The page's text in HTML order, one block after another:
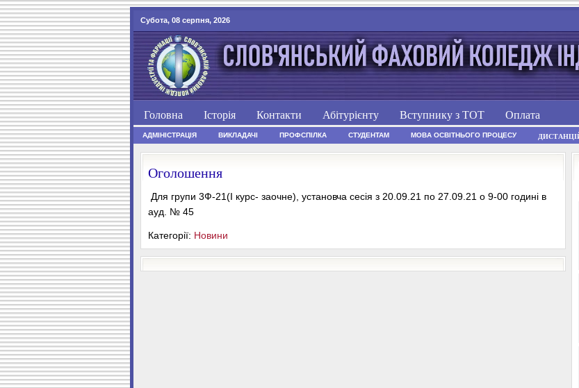
Субота, 08 серпня, 2026
Головна Історія Контакти Абітурієнту Вступнику з ТОТ Оплата
АДМІНІСТРАЦІЯ ВИКЛАДАЧІ ПРОФСПІЛКА СТУДЕНТАМ МОВА ОСВІТНЬОГО ПРОЦЕСУ
Оголошення
Для групи 3Ф-21(І курс- заочне), установча сесія з 20.09.21 по 27.09.21 о 9-00 годині в
ауд. № 45
Категорії: Новини